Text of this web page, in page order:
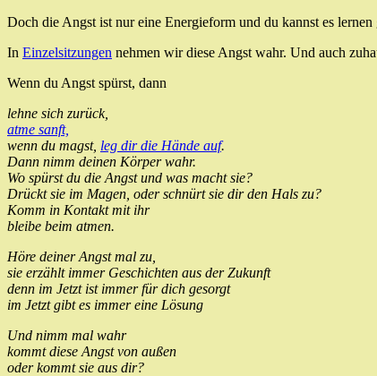
Doch die Angst ist nur eine Energieform und du kannst es
In Einzelsitzungen nehmen wir diese Angst wahr. Und auch
Wenn du Angst spürst, dann
lehne sich zurück,
atme sanft,
wenn du magst, leg dir die Hände auf.
Dann nimm deinen Körper wahr.
Wo spürst du die Angst und was macht sie?
Drückt sie im Magen, oder schnürt sie dir den Hals zu?
Komm in Kontakt mit ihr
bleibe beim atmen.
Höre deiner Angst mal zu,
sie erzählt immer Geschichten aus der Zukunft
denn im Jetzt ist immer für dich gesorgt
im Jetzt gibt es immer eine Lösung
Und nimm mal wahr
kommt diese Angst von außen
oder kommt sie aus dir?